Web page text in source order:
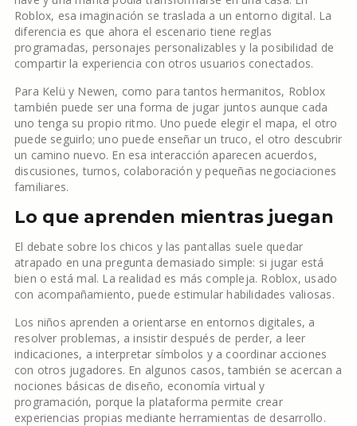
Roblox, esa imaginación se traslada a un entorno digital. La
diferencia es que ahora el escenario tiene reglas
programadas, personajes personalizables y la posibilidad de
compartir la experiencia con otros usuarios conectados.
Para Kelü y Newen, como para tantos hermanitos, Roblox
también puede ser una forma de jugar juntos aunque cada
uno tenga su propio ritmo. Uno puede elegir el mapa, el otro
puede seguirlo; uno puede enseñar un truco, el otro descubrir
un camino nuevo. En esa interacción aparecen acuerdos,
discusiones, turnos, colaboración y pequeñas negociaciones
familiares.
Lo que aprenden mientras juegan
El debate sobre los chicos y las pantallas suele quedar
atrapado en una pregunta demasiado simple: si jugar está
bien o está mal. La realidad es más compleja. Roblox, usado
con acompañamiento, puede estimular habilidades valiosas.
Los niños aprenden a orientarse en entornos digitales, a
resolver problemas, a insistir después de perder, a leer
indicaciones, a interpretar símbolos y a coordinar acciones
con otros jugadores. En algunos casos, también se acercan a
nociones básicas de diseño, economía virtual y
programación, porque la plataforma permite crear
experiencias propias mediante herramientas de desarrollo.